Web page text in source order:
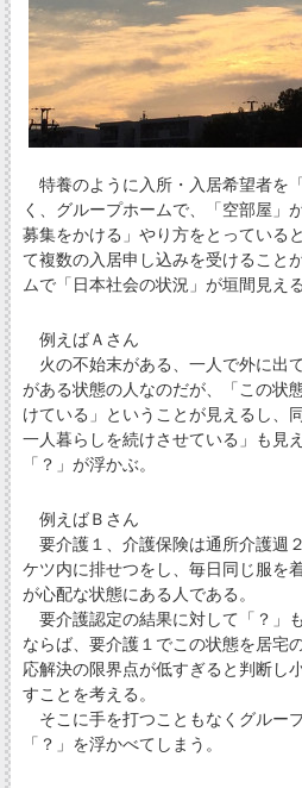
特養のように入所・入居希望者を
く、グループホームで、「空部屋」
募集をかける」やり方をとっている
て複数の入居申し込みを受けること
ムで「日本社会の状況」が垣間見える
例えばＡさん
火の不始末がある、一人で外に出
がある状態の人なのだが、「この状
けている」ということが見えるし、
一人暮らしを続けさせている」も見
「？」が浮かぶ。
例えばＢさん
要介護１、介護保険は通所介護週
ケツ内に排せつをし、毎日同じ服を
が心配な状態にある人である。
要介護認定の結果に対して「？」
ならば、要介護１でこの状態を居宅
応解決の限界点が低すぎると判断し
すことを考える。
そこに手を打つこともなくグルー
「？」を浮かべてしまう。